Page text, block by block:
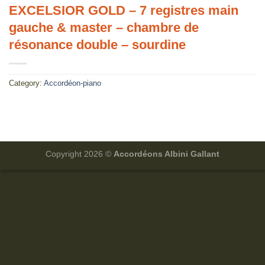
EXCELSIOR GOLD – 7 registres main
gauche & master – chambre de
résonance double – sourdine
Category: Accordéon-piano
Copyright 2026 © Accordéons Albini Gallant